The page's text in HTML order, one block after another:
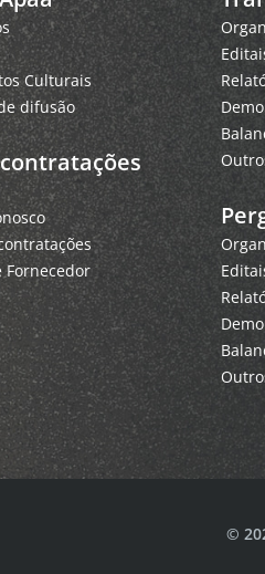
Culturais
difusão
Fornecedor
©